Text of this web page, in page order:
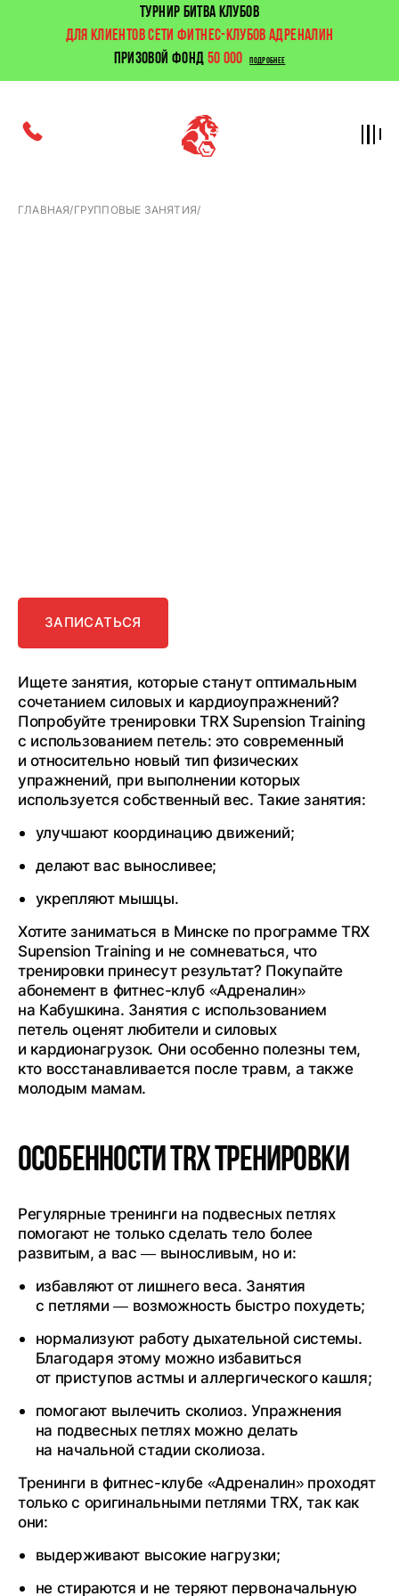
ТУРНИР БИТВА КЛУБОВ
ДЛЯ КЛИЕНТОВ СЕТИ ФИТНЕС-КЛУБОВ АДРЕНАЛИН
ПРИЗОВОЙ ФОНД 50 000 ПОДРОБНЕЕ
ГЛАВНАЯ/ГРУППОВЫЕ ЗАНЯТИЯ/
силаистройность
ЗАПИСАТЬСЯ
Ищете занятия, которые станут оптимальным
сочетанием силовых и кардиоупражнений?
Попробуйте тренировки TRX Supension Training
с использованием петель: это современный
и относительно новый тип физических
упражнений, при выполнении которых
используется собственный вес. Такие занятия:
улучшают координацию движений;
делают вас выносливее;
укрепляют мышцы.
Хотите заниматься в Минске по программе TRX
Supension Training и не сомневаться, что
тренировки принесут результат? Покупайте
абонемент в фитнес-клуб «Адреналин»
на Кабушкина. Занятия с использованием
петель оценят любители и силовых
и кардионагрузок. Они особенно полезны тем,
кто восстанавливается после травм, а также
молодым мамам.
Особенности TRX тренировки
Регулярные тренинги на подвесных петлях
помогают не только сделать тело более
развитым, а вас — выносливым, но и:
избавляют от лишнего веса. Занятия
с петлями — возможность быстро похудеть;
нормализуют работу дыхательной системы.
Благодаря этому можно избавиться
от приступов астмы и аллергического кашля;
помогают вылечить сколиоз. Упражнения
на подвесных петлях можно делать
на начальной стадии сколиоза.
Тренинги в фитнес-клубе «Адреналин» проходят
только с оригинальными петлями TRX, так как
они:
выдерживают высокие нагрузки;
не стираются и не теряют первоначальную